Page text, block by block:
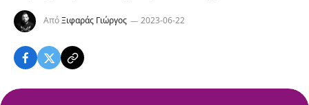
ΑπόΞιφαράς Γιώργος 2023-06-22